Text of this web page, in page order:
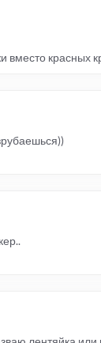
вместо красных